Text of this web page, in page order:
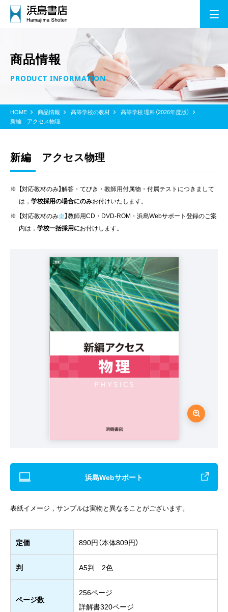
商品情報
PRODUCT INFORMATION
HOME 商品情報 高等学校の教材
高等学校 理科（2026年度版）
新編 アクセス物理
新編 アクセス物理
【対応教材のみ】解答・てびき・教師用付属物・付属テストにつきまして
は， 学校採用の場合にのみお付けいたします。
【対応教材のみ※】教師用CD・DVD-ROM・浜島Webサポート登録のご案
内は， 学校一括採用にお付けします。
浜島Webサポート
表紙イメージ，サンプルは実物と異なることがございます。
定価 890円（本体809円）
判 A5判 2色
ページ数
256ページ
詳解書320ページ